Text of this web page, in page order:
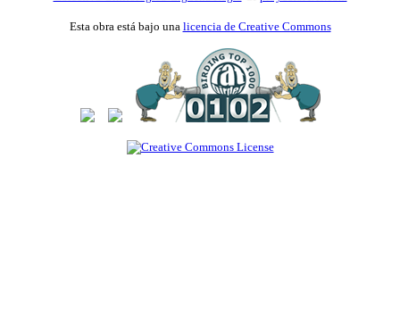
Esta obra está bajo una licencia de Creative Commons